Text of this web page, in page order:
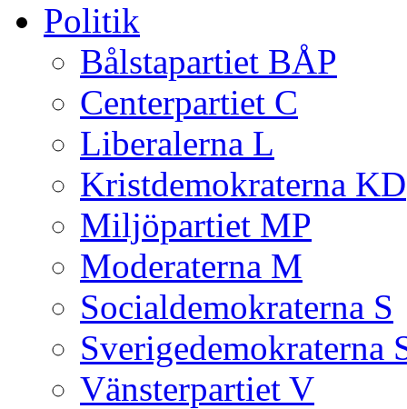
Politik
Bålstapartiet BÅP
Centerpartiet C
Liberalerna L
Kristdemokraterna KD
Miljöpartiet MP
Moderaterna M
Socialdemokraterna S
Sverigedemokraterna
Vänsterpartiet V